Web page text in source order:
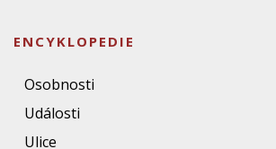
ENCYKLOPEDIE
Osobnosti
Události
Ulice